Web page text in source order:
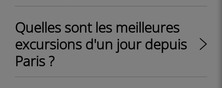
Quelles sont les meilleures
excursions d'un jour depuis
Paris ?